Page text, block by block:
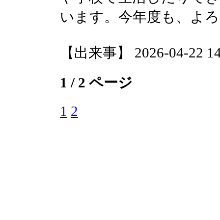
います。今年度も、よ
【出来事】 2026-04-22
1 / 2 ページ
1 2